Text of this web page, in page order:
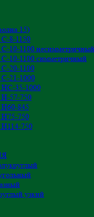
15)
8-1150
10-1100 несимметричный
10-1100 симметричный
20-1100
21-1000
35-1000
57-750
845
750
750
узкий